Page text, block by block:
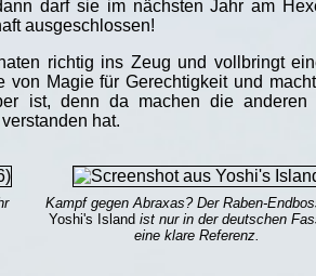
darf sie im nächsten Jahr am
ausgeschlossen!
richtig ins Zeug und vollbringt
Magie für Gerechtigkeit und
ist, denn da machen die anderen
hat.
Kampf gegen Abraxas? Der Raben-
Yoshi's Island ist nur in der deutschen
eine klare Referenz.